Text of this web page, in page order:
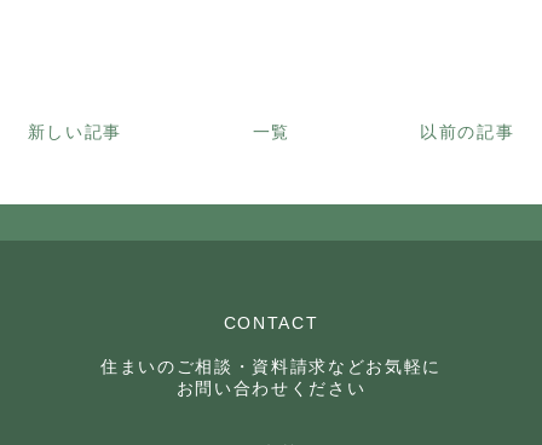
新しい記事 一覧 以前の記事
CONTACT
住まいのご相談・資料請求などお気軽に
お問い合わせください